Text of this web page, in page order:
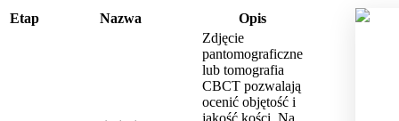
Etap Nazwa Opis
Zdjęcie
pantomograficzne
lub tomografia
CBCT pozwalają
ocenić objętość i